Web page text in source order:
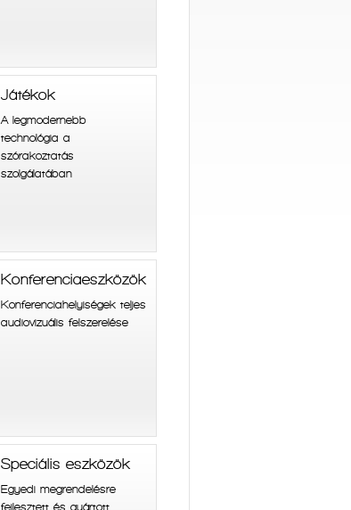
Játékok
A legmodernebb
technológia a
szórakoztatás
szolgálatában
Konferenciaeszközök
Konferenciahelyiségek teljes
audiovizuális felszerelése
Speciális eszközök
Egyedi megrendelésre